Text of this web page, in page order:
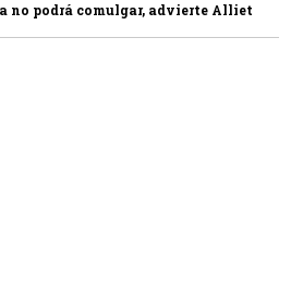
no podrá comulgar, advierte Alliet